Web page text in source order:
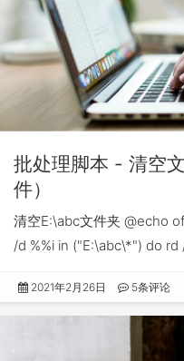
批处理脚本 - 清空
件）
清空E:\abc文件夹 @echo
/d %%i in ("E:\abc\*") do
2021年2月26日 5条评论